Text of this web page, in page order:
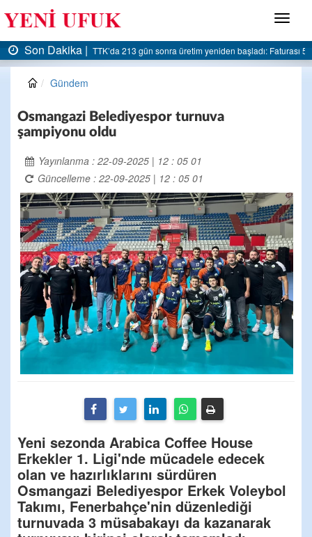
Menü
Son Dakika | AK Parti Ereğli İlçe Başkanlığı’ndan belediyeye sert
Gündem
Osmangazi Belediyespor turnuva
şampiyonu oldu
Yayınlanma : 22-09-2025 | 12 : 05 01
Güncelleme : 22-09-2025 | 12 : 05 01
Yeni sezonda Arabica Coffee House
Erkekler 1. Ligi'nde mücadele edecek
olan ve hazırlıklarını sürdüren
Osmangazi Belediyespor Erkek Voleybol
Takımı, Fenerbahçe'nin düzenlediği
turnuvada 3 müsabakayı da kazanarak